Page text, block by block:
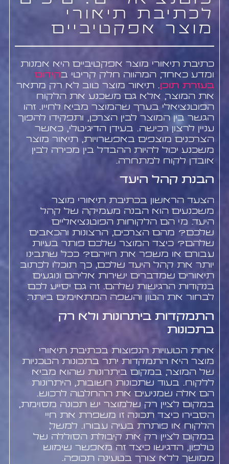
לכתיבת תיאורי
מוצר אפקטיביים
כתיבת תיאורי מוצר אפקטיביים היא אמנות
ומדע כאחד, המהווה חלק קריטי בקידום
בעזרת תוכן. תיאור מוצר טוב לא רק מתאר
את המוצר, אלא גם משכנע את הלקוח
הפוטנציאלי בערך שהמוצר מביא לחייו. זהו
הגשר בין המוצר לבין הצרכן, ותפקידו להפוך
עניין לרצון רכישה. בעידן הדיגיטלי, כאשר
הצרכנים מוצפים באפשרויות, תיאור מוצר
משכנע יכול להיות ההבדל בין מכירה לבין
אובדן לקוח למתחרה.
הבנת קהל היעד
הצעד הראשון בכתיבת תיאורי מוצר
משכנעים הוא הבנה מעמיקה של קהל
היעד. מי הם הלקוחות הפוטנציאליים
שלכם? מהם הצרכים, הרצונות והכאבים
שלהם? כיצד המוצר שלכם פותר בעיות
עבורם או משפר את חייהם? ככל שתבינו
יותר את קהל היעד שלכם, כך תוכלו לכתוב
תיאורים שמדברים ישירות אליהם ונוגעים
בנקודות הרגישות שלהם. זה גם יסייע לכם
לבחור את הטון והשפה המתאימים ביותר.
התמקדות ביתרונות ולא רק
בתכונות
אחת הטעויות הנפוצות בכתיבת תיאורי
מוצר היא התמקדות יתר בתכונות הטכניות
של המוצר, במקום ביתרונות שהוא מביא
ללקוח. בעוד שתכונות חשובות, היתרונות
הם אלה שמניעים את ההחלטה לרכוש.
במקום לציין רק שלמוצר יש תכונה מסוימת,
הסבירו כיצד תכונה זו משפרת את חיי
הלקוח או פותרת בעיה עבורו. למשל,
במקום לציין רק את קיבולת הסוללה של
טלפון, הדגישו כיצד זה מאפשר שימוש
ממושך ללא צורך בטעינה תכופה.